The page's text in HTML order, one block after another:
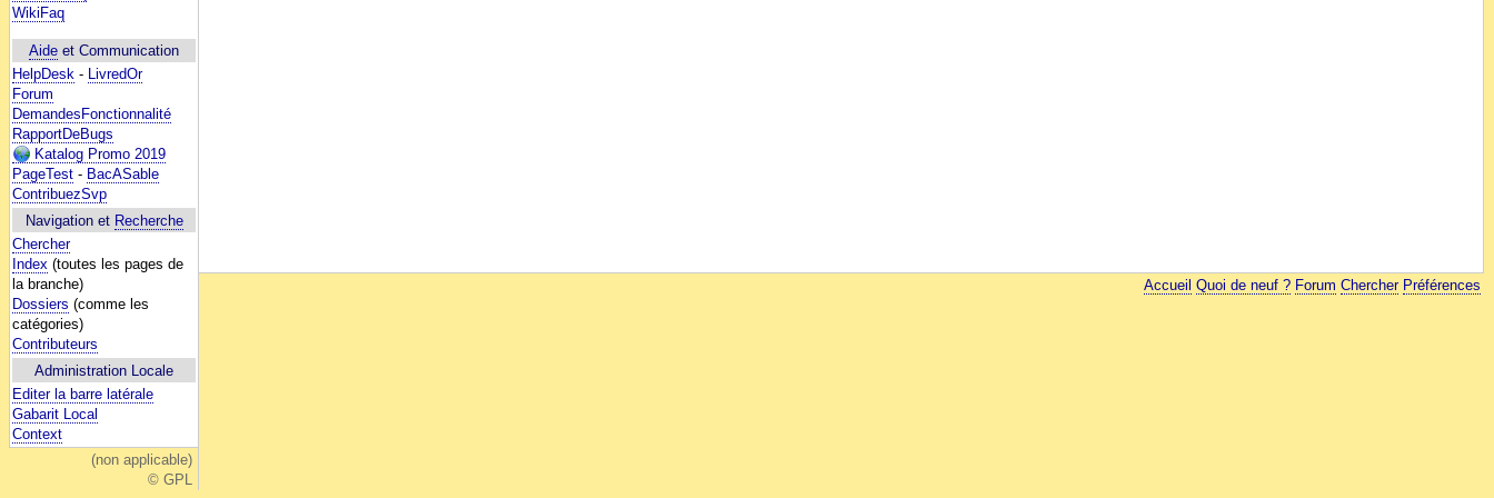
WikiFaq
Aide et Communication
HelpDesk - LivredOr
Forum
DemandesFonctionnalité
RapportDeBugs
Katalog Promo 2019
PageTest - BacASable
ContribuezSvp
Navigation et Recherche
Chercher
Index (toutes les pages de
la branche)
Dossiers (comme les
catégories)
Contributeurs
Administration Locale
Editer la barre latérale
Gabarit Local
Context
(non applicable)
© GPL
Accueil Quoi de neuf ? Forum Chercher Préférences